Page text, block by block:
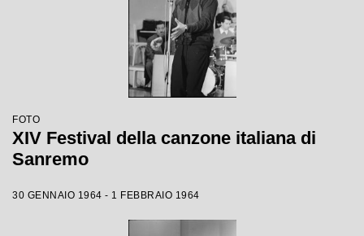
FOTO
XIV Festival della canzone italiana di
Sanremo
30 GENNAIO 1964 - 1 FEBBRAIO 1964